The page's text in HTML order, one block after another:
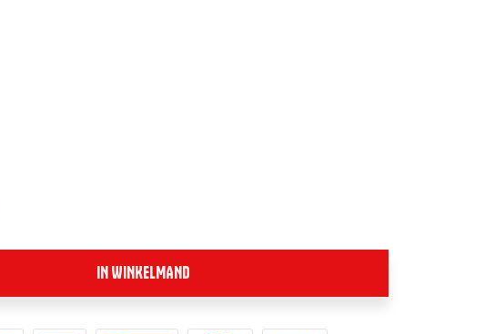
IN WINKELMAND